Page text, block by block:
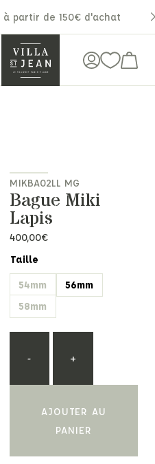
à partir de 150€ d'achat
MIKBA02LL MG
Bague Miki
Lapis
400,00€
Taille
54mm
56mm
58mm
- +
AJOUTER AU
PANIER